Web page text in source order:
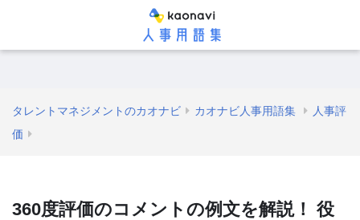
タレントマネジメントのカオナビ カオナビ人事用語集
人事評
価
360度評価のコメントの例文を解説！ 役